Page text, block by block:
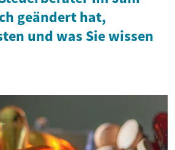
geändert hat,
und was Sie wissen